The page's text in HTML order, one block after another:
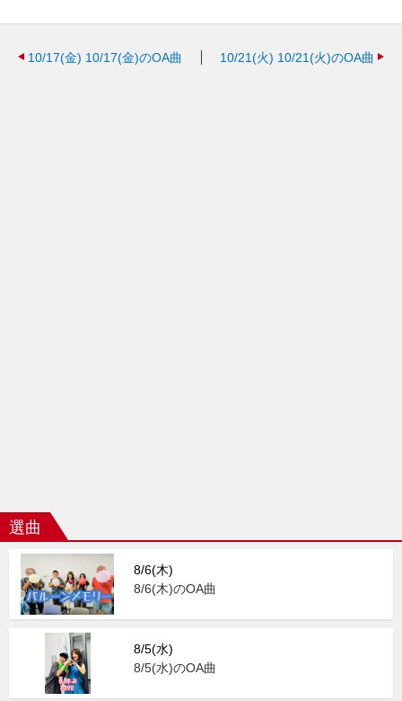
10/17(金) 10/17(金)のOA曲 10/21(火) 10/21(火)のOA曲
選曲
8/6(木)
8/6(木)のOA曲
8/5(水)
8/5(水)のOA曲